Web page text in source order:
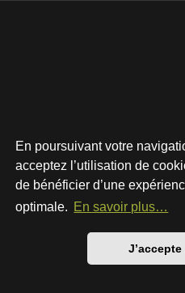
En poursuivant votre
acceptez l’utilisation de
de bénéficier d’une
optimale. En savoir plus…
J’accepte
Développé parphpBB®
Style par
Traduction française